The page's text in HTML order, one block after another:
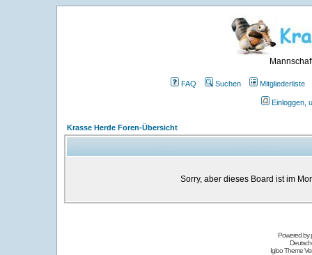
FAQ Suchen Mitgliederliste
Einloggen,
Krasse Herde Foren-Übersicht
Sorry, aber dieses Board ist im
Powered by
Igloo Theme